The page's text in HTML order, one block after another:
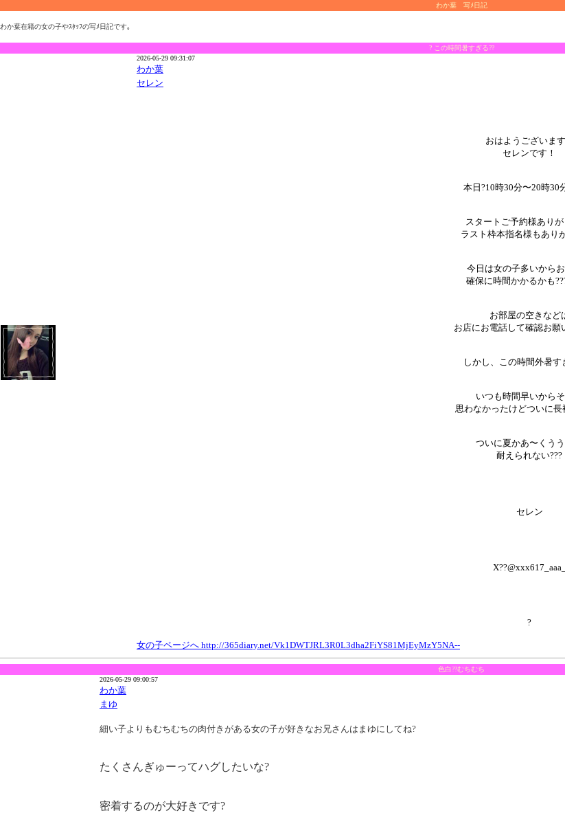
わか葉 写ﾒ日記
わか葉在籍の女の子やｽﾀｯﾌの写ﾒ日記です｡
? この時間暑すぎる??
2026-05-29 09:31:07
わか葉
セレン
おはようございま
セレンです！
本日?10時30分〜20時30
スタートご予約様ありが
ラスト枠本指名様もあり
今日は女の子多いから
確保に時間かかるかも
お部屋の空きなど
お店にお電話して確認お願
しかし、この時間外暑す
いつも時間早いから
思わなかったけどついに長
ついに夏かあ〜くう
耐えられない???
セレン
X??@xxx617_aaa_
?
女の子ページへ http://365diary.net/Vk1DWTJRL3R0L3dha2FiYS81MjEyMzY5NA--
色白??むちむち
2026-05-29 09:00:57
わか葉
まゆ
細い子よりもむちむちの肉付きがある女の子が好きなお兄さんはまゆにしてね?
たくさんぎゅーってハグしたいな?
密着するのが大好きです?